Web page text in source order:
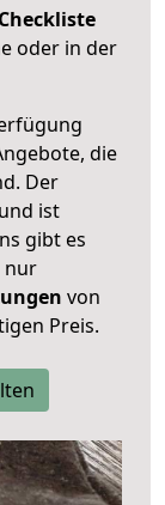
Checkliste
oder in der
die
Der
ist
gibt es
nur
von
Preis.